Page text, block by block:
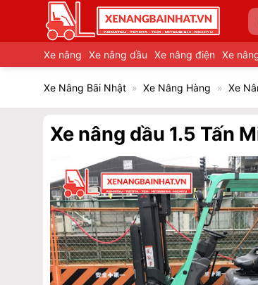
nội
Xe nâng Xe nâng dầu Xe nâng điện Xe
Xe Nâng Bãi Nhật » Xe Nâng Hàng » Xe
Xe nâng dầu 1.5 Tấn